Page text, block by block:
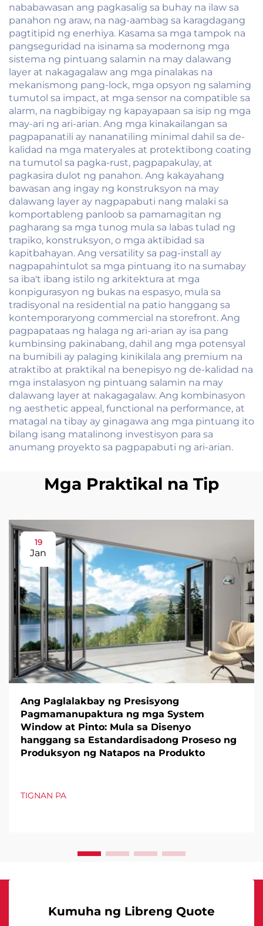
nababawasan ang pagkasalig sa buhay na ilaw sa
panahon ng araw, na nag-aambag sa karagdagang
pagtitipid ng enerhiya. Kasama sa mga tampok na
pangseguridad na isinama sa modernong mga
sistema ng pintuang salamin na may dalawang
layer at nakagagalaw ang mga pinalakas na
mekanismong pang-lock, mga opsyon ng salaming
tumutol sa impact, at mga sensor na compatible sa
alarm, na nagbibigay ng kapayapaan sa isip ng mga
may-ari ng ari-arian. Ang mga kinakailangan sa
pagpapanatili ay nananatiling minimal dahil sa de-
kalidad na mga materyales at protektibong coating
na tumutol sa pagka-rust, pagpapakulay, at
pagkasira dulot ng panahon. Ang kakayahang
bawasan ang ingay ng konstruksyon na may
dalawang layer ay nagpapabuti nang malaki sa
komportableng panloob sa pamamagitan ng
pagharang sa mga tunog mula sa labas tulad ng
trapiko, konstruksyon, o mga aktibidad sa
kapitbahayan. Ang versatility sa pag-install ay
nagpapahintulot sa mga pintuang ito na sumabay
sa iba't ibang istilo ng arkitektura at mga
konpigurasyon ng bukas na espasyo, mula sa
tradisyonal na residential na patio hanggang sa
kontemporaryong commercial na storefront. Ang
pagpapataas ng halaga ng ari-arian ay isa pang
kumbinsing pakinabang, dahil ang mga potensyal
na bumibili ay palaging kinikilala ang premium na
atraktibo at praktikal na benepisyo ng de-kalidad na
mga instalasyon ng pintuang salamin na may
dalawang layer at nakagagalaw. Ang kombinasyon
ng aesthetic appeal, functional na performance, at
matagal na tibay ay ginagawa ang mga pintuang ito
bilang isang matalinong investisyon para sa
anumang proyekto sa pagpapabuti ng ari-arian.
Mga Praktikal na Tip
19
Jan
Ang Paglalakbay ng Presisyong
Pagmamanupaktura ng mga System
Window at Pinto: Mula sa Disenyo
hanggang sa Estandardisadong Proseso ng
Produksyon ng Natapos na Produkto
TIGNAN PA
Kumuha ng Libreng Quote